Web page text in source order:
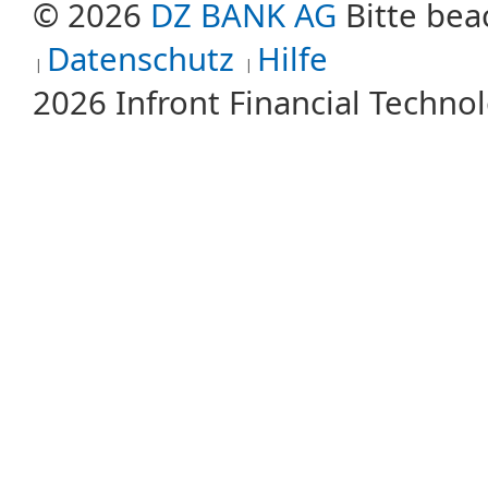
© 2026 DZ BANK AG Bitte
Datenschutz Hilfe
2026 Infront Financial